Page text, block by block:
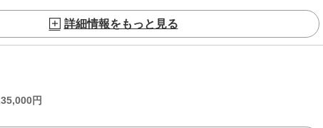
詳細情報をもっと見る
円